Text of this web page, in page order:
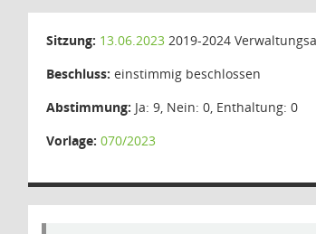
Sitzung: 13.06.2023 2019-2024
Beschluss: einstimmig beschlossen
Abstimmung: Ja: 9, Nein: 0, Enthaltung: 0
Vorlage: 070/2023